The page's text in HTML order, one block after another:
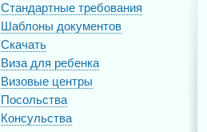
Стандартные требования
Шаблоны документов
Скачать
Виза для ребенка
Визовые центры
Посольства
Консульства